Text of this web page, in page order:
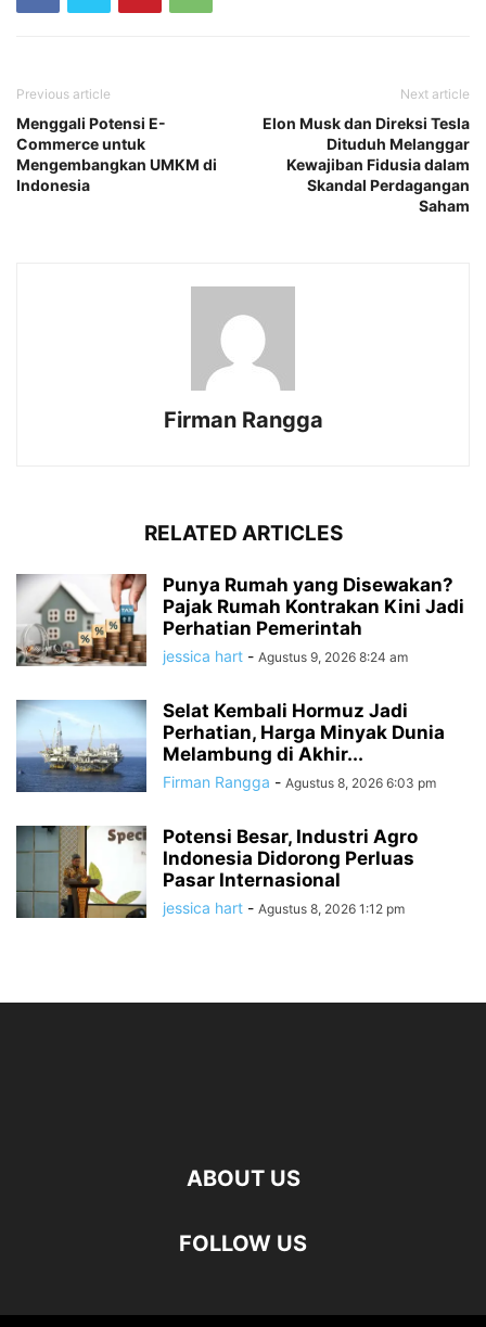
Previous article
Menggali Potensi E-
Commerce untuk
Mengembangkan UMKM di
Indonesia
Next article
Elon Musk dan Direksi Tesla
Dituduh Melanggar
Kewajiban Fidusia dalam
Skandal Perdagangan
Saham
Firman Rangga
RELATED ARTICLES
Punya Rumah yang Disewakan?
Pajak Rumah Kontrakan Kini Jadi
Perhatian Pemerintah
jessica hart - Agustus 9, 2026 8:24 am
Selat Kembali Hormuz Jadi
Perhatian, Harga Minyak Dunia
Melambung di Akhir...
Firman Rangga - Agustus 8, 2026 6:03 pm
Potensi Besar, Industri Agro
Indonesia Didorong Perluas
Pasar Internasional
jessica hart - Agustus 8, 2026 1:12 pm
ABOUT US
FOLLOW US